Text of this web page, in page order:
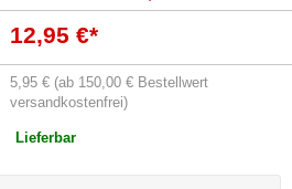
12,95 €*
5,95 € (ab 150,00 € Bestellwert
versandkostenfrei)
Lieferbar